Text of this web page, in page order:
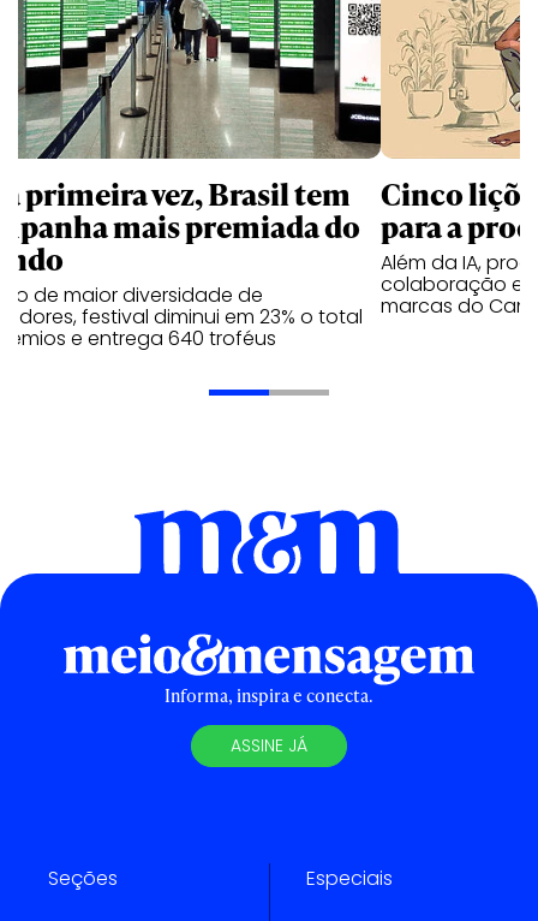
primeira vez, Brasil tem
mais premiada do
de maior diversidade de
festival diminui em 23% o total
e entrega 640 troféus
Cinco
para a
Além da IA,
colaboração e
marcas do
Informa, inspira e conecta.
ASSINE JÁ
Seções Especiais